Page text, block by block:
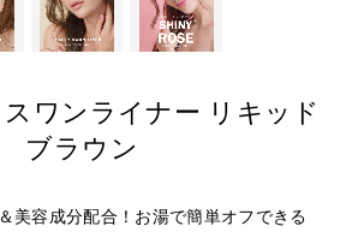
ワンライナー リキッド
ブラウン
美容成分配合！お湯で簡単オフできる